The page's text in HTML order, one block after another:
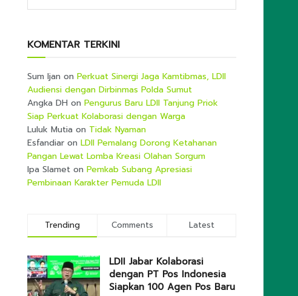
KOMENTAR TERKINI
Sum Ijan on Perkuat Sinergi Jaga Kamtibmas, LDII
Audiensi dengan Dirbinmas Polda Sumut
Angka DH on Pengurus Baru LDII Tanjung Priok
Siap Perkuat Kolaborasi dengan Warga
Luluk Mutia on Tidak Nyaman
Esfandiar on LDII Pemalang Dorong Ketahanan
Pangan Lewat Lomba Kreasi Olahan Sorgum
Ipa Slamet on Pemkab Subang Apresiasi
Pembinaan Karakter Pemuda LDII
Trending Comments Latest
LDII Jabar Kolaborasi
dengan PT Pos Indonesia
Siapkan 100 Agen Pos Baru